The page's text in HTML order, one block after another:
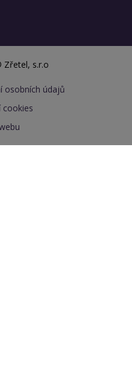
Zřetel, s.r.o
osobních údajů
cookies